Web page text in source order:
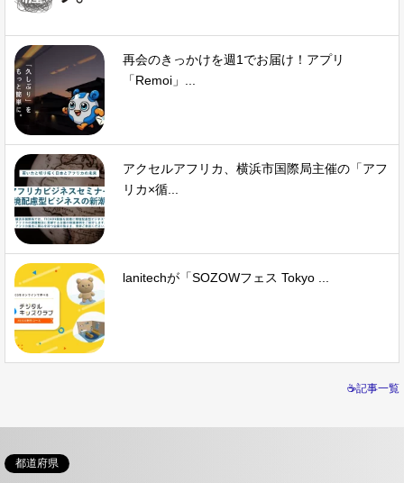
再会のきっかけを週1でお届け！アプリ
「Remoi」...
アクセルアフリカ、横浜市国際局主催の「アフ
リカ×循...
lanitechが「SOZOWフェス Tokyo ...
☕記事一覧
都道府県